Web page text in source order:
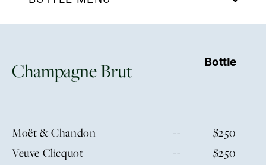
Champagne Brut Bottle
Moët & Chandon --
$250
Veuve Clicquot
--
$250